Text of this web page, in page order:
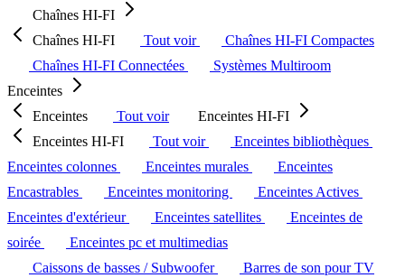
Chaînes HI-FI
Chaînes HI-FI
Tout voir
Chaînes HI-FI Compactes
Chaînes HI-FI Connectées
Systèmes Multiroom
Enceintes
Enceintes
Tout voir
Enceintes HI-FI
Enceintes HI-FI
Tout voir
Enceintes bibliothèques
Enceintes colonnes
Enceintes murales
Enceintes
Encastrables
Enceintes monitoring
Enceintes Actives
Enceintes d'extérieur
Enceintes satellites
Enceintes de
soirée
Enceintes pc et multimedias
Caissons de basses / Subwoofer
Barres de son pour TV